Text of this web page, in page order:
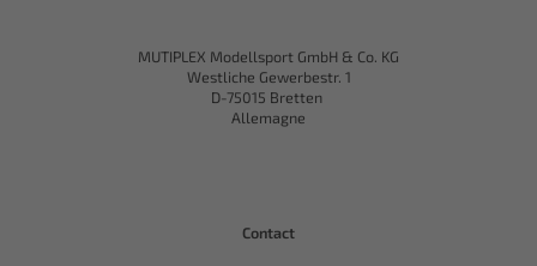
MUTIPLEX Modellsport GmbH & Co. KG
Westliche Gewerbestr. 1
D-75015 Bretten
Allemagne
Contact